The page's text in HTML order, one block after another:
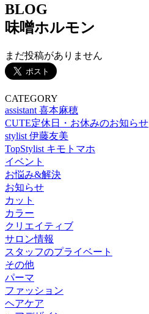
BLOG
味噌ホルモン
まだ投稿がありません
CATEGORY
assistant 喜本麻穂
CUTE定休日・お休みのお知らせ
stylist 伊藤友美
TopStylist キモトマホ
イベント
お悩み&解決
お知らせ
カット
カラー
クリエイティブ
サロン情報
スタッフのプライベート
その他
パーマ
ファッション
ヘアケア